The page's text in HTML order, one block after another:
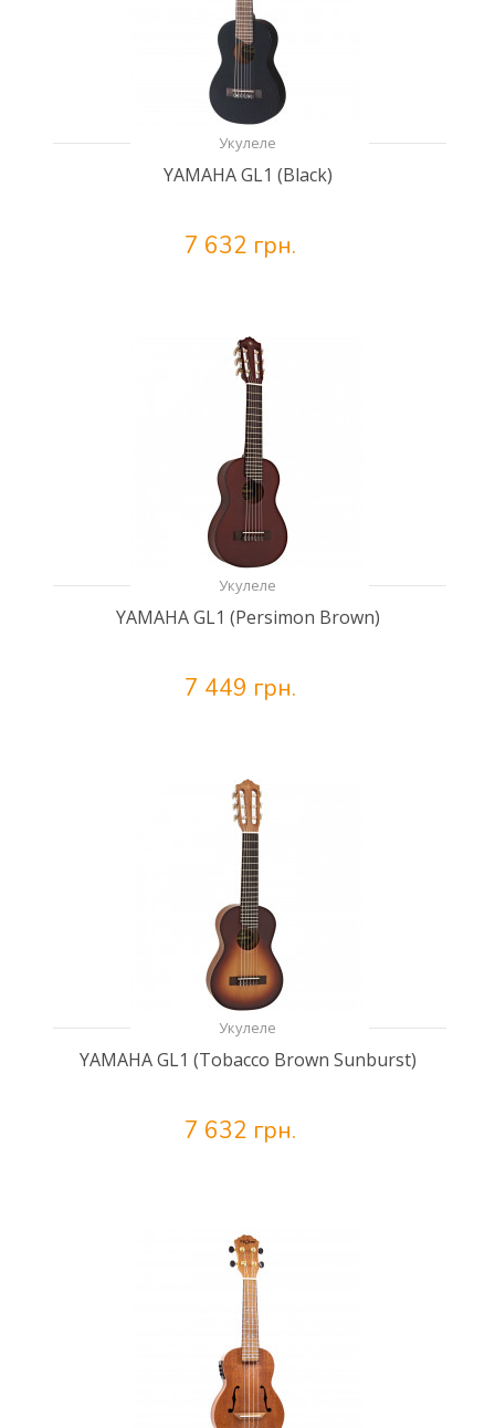
Укулеле
YAMAHA GL1 (Black)
7 632 грн.
Укулеле
YAMAHA GL1 (Persimon Brown)
7 449 грн.
Укулеле
YAMAHA GL1 (Tobacco Brown Sunburst)
7 632 грн.